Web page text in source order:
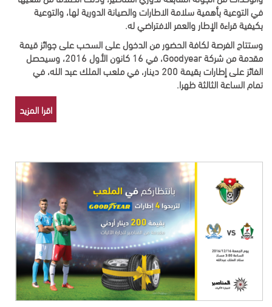
في التوعية بأهمية سلامة الاطارات والصيانة الدورية لها، والتوعية
بكيفية قراءة الإطار والعمر الافتراضي له.
وستتاح الفرصة لكافة الحضور من الدخول على السحب على جوائز قيمة
مقدمة من شركة Goodyear، في 16 كانون الأول 2016، وسيحصل
الفائز على إطارات بقيمة 200 دينار، في ملعب الملك عبد الله، في
تمام الساعة الثالثة ظهرا.
اقرا المزيد